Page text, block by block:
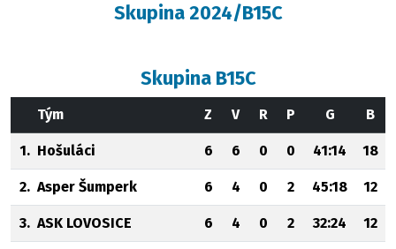
Skupina 2024/B15C
Skupina B15C
Tým Z V R P G B
1. Hošuláci 6 6 0 0 41:14 18
2. Asper Šumperk 6 4 0 2 45:18 12
3. ASK LOVOSICE 6 4 0 2 32:24 12